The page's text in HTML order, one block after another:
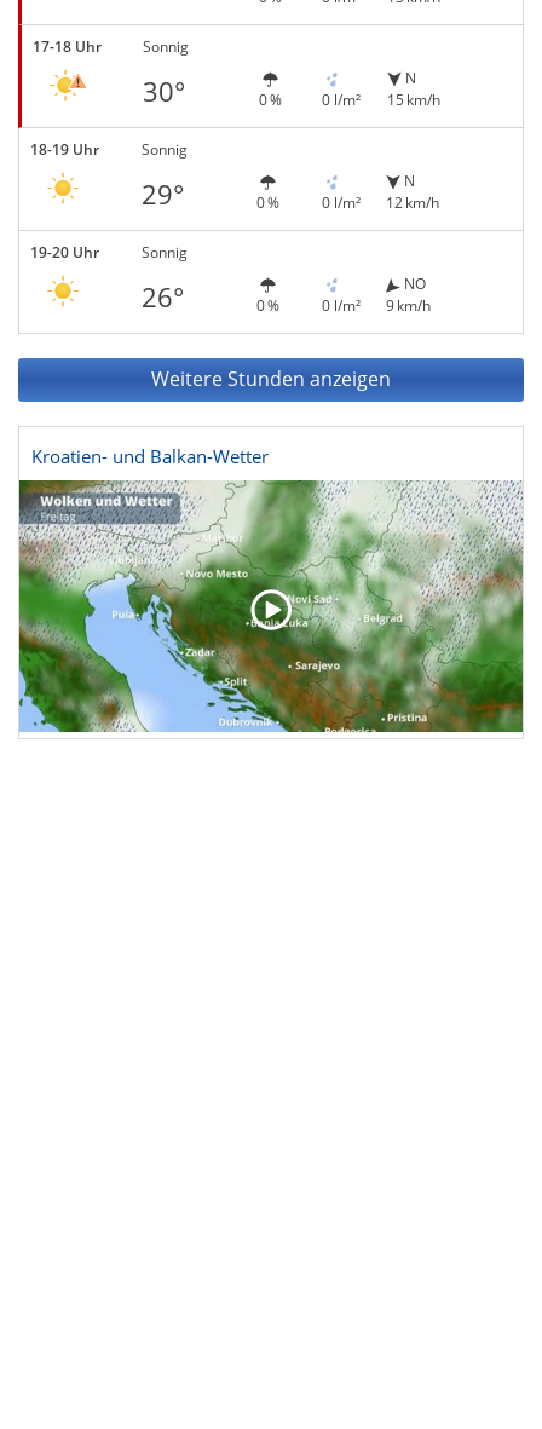
17-18 Uhr Sonnig
30° 0 % 0 l/m²
N
15 km/h
18-19 Uhr Sonnig
29° 0 % 0 l/m²
N
12 km/h
19-20 Uhr Sonnig
26° 0 % 0 l/m²
NO
9 km/h
Weitere Stunden anzeigen
Kroatien- und Balkan-Wetter